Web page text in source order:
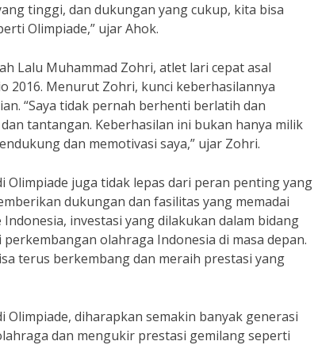
tinggi, dan dukungan yang cukup, kita bisa
Olimpiade,” ujar Ahok.
Lalu Muhammad Zohri, atlet lari cepat asal
2016. Menurut Zohri, kunci keberhasilannya
“Saya tidak pernah berhenti berlatih dan
tantangan. Keberhasilan ini bukan hanya milik
dan memotivasi saya,” ujar Zohri.
Olimpiade juga tidak lepas dari peran penting yang
dukungan dan fasilitas yang memadai
investasi yang dilakukan dalam bidang
olahraga Indonesia di masa depan.
terus berkembang dan meraih prestasi yang
diharapkan semakin banyak generasi
dan mengukir prestasi gemilang seperti